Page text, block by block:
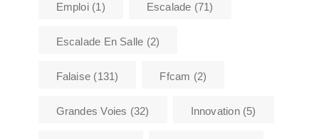
Emploi(1) Escalade (71)
Escalade En Salle (2)
Falaise (131) Ffcam (2)
Grandes Voies (32) Innovation(5)